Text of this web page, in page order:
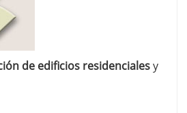
de edificios residencialesy